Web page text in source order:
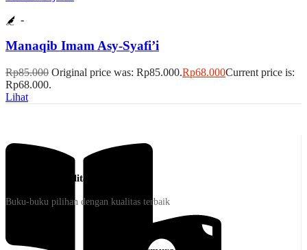
-
Manaqib Imam Asy-Syafi’i
Rp85.000 Original price was: Rp85.000.Rp68.000Current price is:
Rp68.000.
Lihat
Produk Berkualitas
Buku-buku pilihan dengan kualitas terbaik